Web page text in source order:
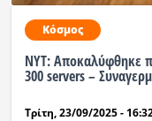
Αθλητικά
Κόσμος
Ραδιόφωνο LIVE
Κόσμος
ΝΥΤ: Αποκαλύφθηκε
300 servers –
Τρίτη, 23/09/2025 -